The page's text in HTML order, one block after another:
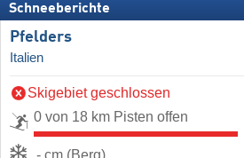
Schneeberichte
Pfelders
Italien
Skigebiet geschlossen
0 von 18 km Pisten offen
- cm (Berg)